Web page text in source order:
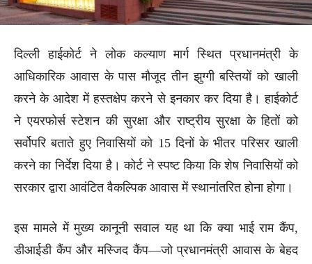
दिल्ली हाईकोर्ट ने लोक कल्याण मार्ग स्थित प्रधानमंत्री के
आधिकारिक आवास के पास मौजूद तीन झुग्गी बस्तियों को खाली
करने के आदेश में हस्तक्षेप करने से इनकार कर दिया है। हाईकोर्ट
ने एयरफोर्स स्टेशन की सुरक्षा और राष्ट्रीय सुरक्षा के हितों को
सर्वोपरि बताते हुए निवासियों को 15 दिनों के भीतर परिसर खाली
करने का निर्देश दिया है। कोर्ट ने स्पष्ट किया कि शेष निवासियों को
सरकार द्वारा आवंटित वैकल्पिक आवास में स्थानांतरित होना होगा।
इस मामले में मुख्य कानूनी सवाल यह था कि क्या भाई राम कैंप,
डीआईडी कैंप और मस्जिद कैंप—जो प्रधानमंत्री आवास के बेहद